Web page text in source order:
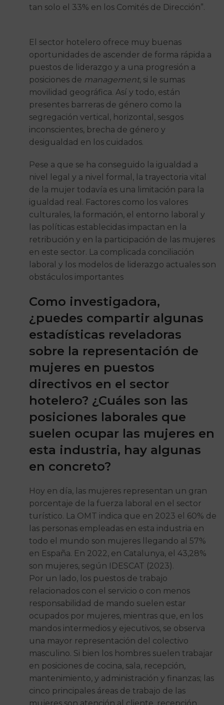
tan solo el 33% en los Comités de Dirección”.
El sector hotelero ofrece muy buenas
oportunidades de ascender de forma rápida a
puestos de liderazgo y a una progresión a
posiciones de management, si le sumas
movilidad geográfica. Así y todo, están
presentes barreras de género como la
segregación vertical, horizontal, sesgos
inconscientes, brecha de género y
desigualdad en los cuidados.
Pese a que se ha conseguido la igualdad a
nivel legal y a nivel formal, la trayectoria vital
de la mujer todavía es una limitación para la
igualdad real. Factores como los valores
culturales, la formación, el entorno laboral y
las políticas establecidas impactan en la
retribución y en la participación de las mujeres
en este sector. La complicada conciliación
laboral y los modelos de liderazgo actuales son
obstáculos importantes
Como investigadora,
¿puedes compartir algunas
estadísticas reveladoras
sobre la representación de
mujeres en puestos
directivos en el sector
hotelero? ¿Cuáles son las
posiciones laborales que
suelen ocupar las mujeres en
esta industria, hay algunas
en concreto?
Hoy en día, las mujeres representan un gran
porcentaje de la fuerza laboral en el sector
turístico. La OMT indica que en 2023 el 60% de
las personas empleadas en esta industria en
todo el mundo son mujeres llegando al 57%
en España. En 2022, en Catalunya, el 43,28%
son mujeres, según IDESCAT (2023).
Por un lado, los puestos de trabajo
relacionados con el servicio o con menos
responsabilidad de mando suelen estar
ocupados por mujeres, mientras que, en los
mandos intermedios y ejecutivos, se observa
una mayor representación del colectivo
masculino. Si bien los hombres suelen trabajar
en posiciones de cocina, sala, recepción,
mantenimiento, y administración y finanzas; las
cinco principales áreas de trabajo de las